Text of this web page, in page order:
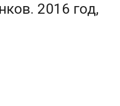
2016 год,